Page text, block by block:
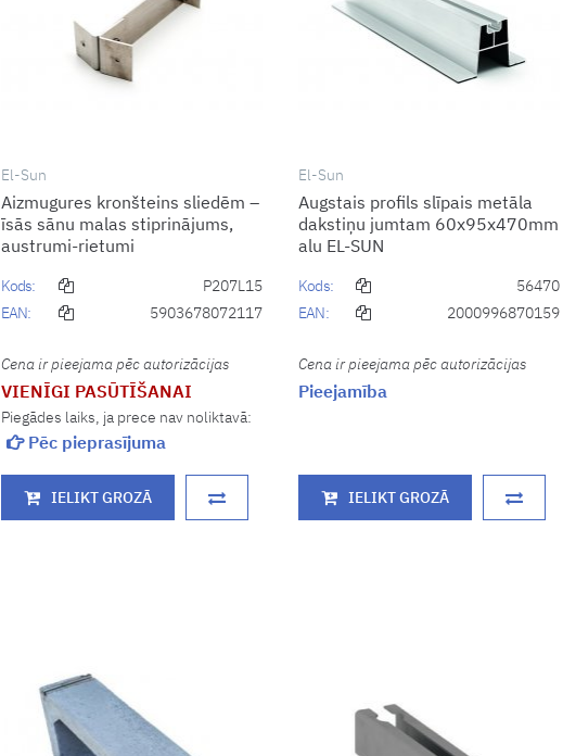
El-Sun
Aizmugures kronšteins sliedēm –
īsās sānu malas stiprinājums,
austrumi-rietumi
Kods:
P207L15
EAN:
5903678072117
Cena ir pieejama pēc autorizācijas
VIENĪGI PASŪTĪŠANAI
Piegādes laiks, ja prece nav noliktavā:
Pēc pieprasījuma
IELIKT GROZĀ
El-Sun
Augstais profils slīpais metāla
dakstiņu jumtam 60x95x470mm
alu EL-SUN
Kods:
56470
EAN:
2000996870159
Cena ir pieejama pēc autorizācijas
Pieejamība
IELIKT GROZĀ